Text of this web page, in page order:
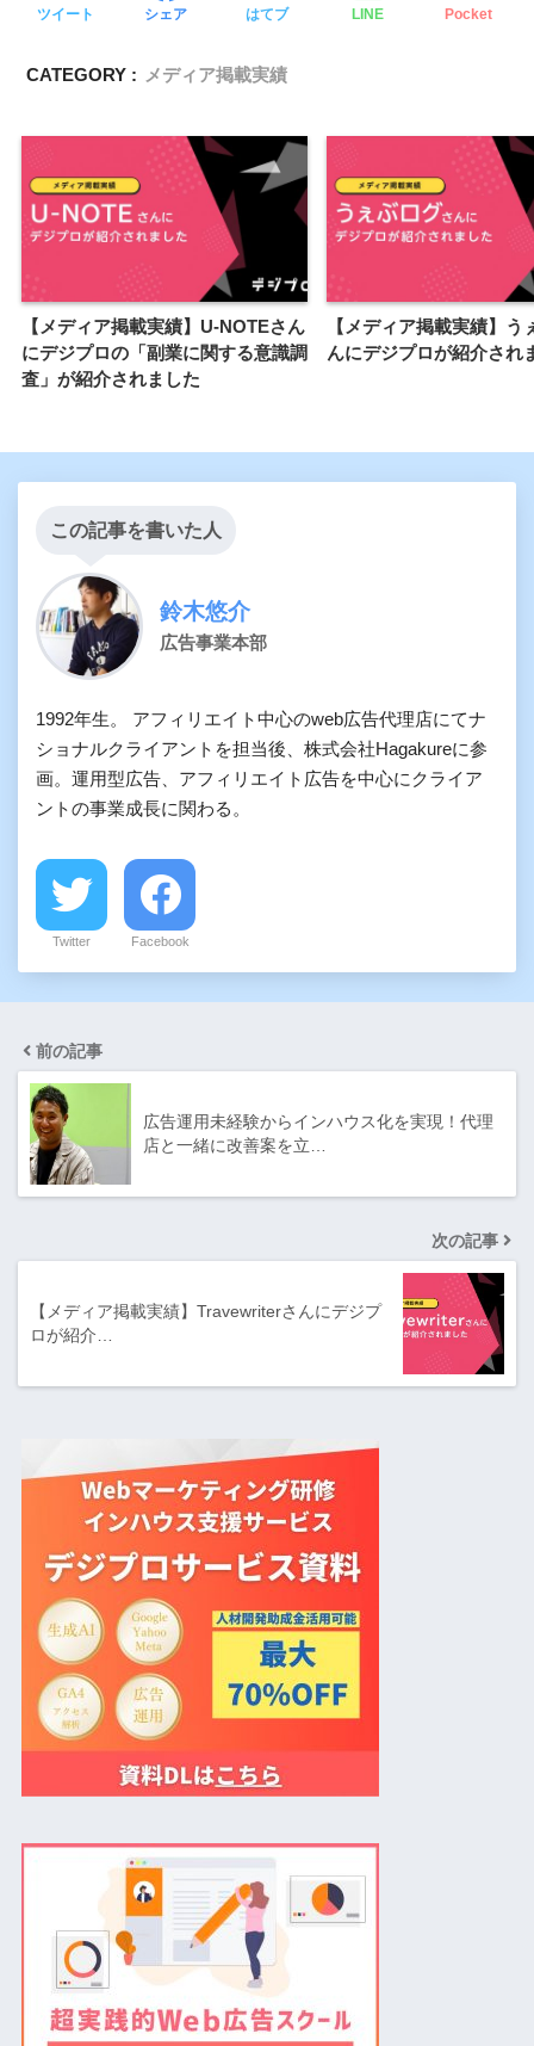
ツイート シェア はてブ LINE Pocket
CATEGORY : メディア掲載実績
【メディア掲載実績】U-NOTEさん
にデジプロの「副業に関する意識調
査」が紹介されました
【メディア掲載実績】う
んにデジプロが紹介され
この記事を書いた人
鈴木悠介
広告事業本部
1992年生。 アフィリエイト中心のweb広告代理店にてナ
ショナルクライアントを担当後、株式会社Hagakureに参
画。運用型広告、アフィリエイト広告を中心にクライア
ントの事業成長に関わる。
Twitter Facebook
前の記事
広告運用未経験からインハウス化を実現！代理
店と一緒に改善案を立…
次の記事
【メディア掲載実績】Travewriterさんにデジプ
ロが紹介…